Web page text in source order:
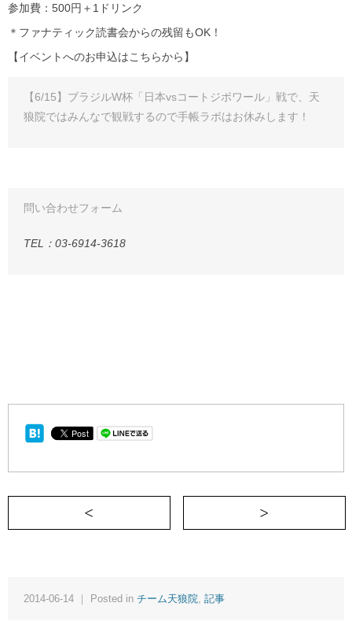
参加費：500円＋1ドリンク
＊ファナティック読書会からの残留もOK！
【イベントへのお申込はこちらから】
【6/15】ブラジルW杯「日本vsコートジボワール」戦で、天
狼院ではみんなで観戦するので手帳ラボはお休みします！
問い合わせフォーム
TEL：03-6914-3618
＜ 【開設】お客様が投稿できるWebサイ
2014-06-14 ｜ Posted in チーム天狼院 記事